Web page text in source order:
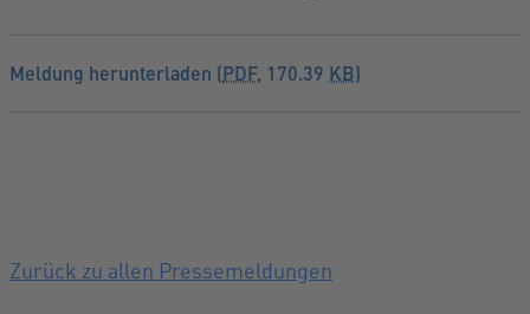
Meldung herunterladen (PDF, 170.39 KB)
Zurück zu allen Pressemeldungen